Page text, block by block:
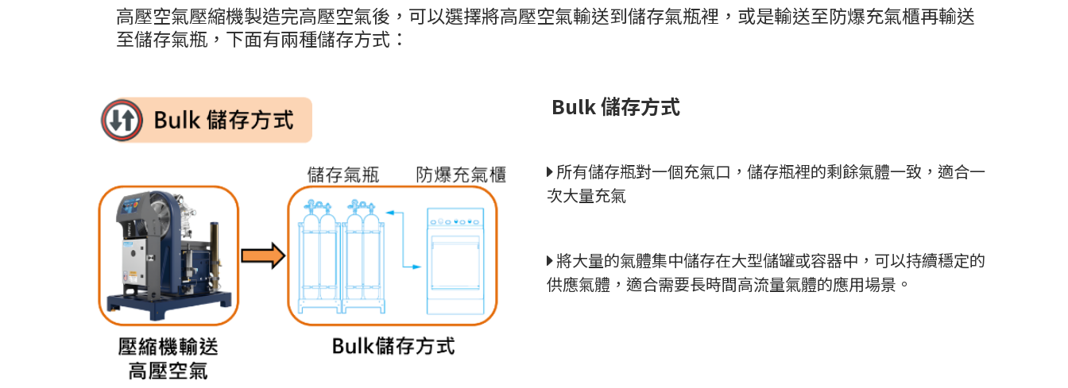
高壓空氣壓縮機製造完高壓空氣後，可以選擇將高壓空氣輸送到儲存氣瓶裡，或是輸送至防爆充氣櫃再輸送
至儲存氣瓶，下面有兩種儲存方式：
Bulk 儲存方式
所有儲存瓶對一個充氣口，儲存瓶裡的剩餘氣體一致，適合一
次大量充氣
將大量的氣體集中儲存在大型儲罐或容器中，可以持續穩定的
供應氣體，適合需要長時間高流量氣體的應用場景。